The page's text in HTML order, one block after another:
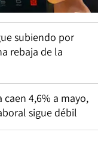
subiendo por
rebaja de la
4,6% a mayo,
sigue débil